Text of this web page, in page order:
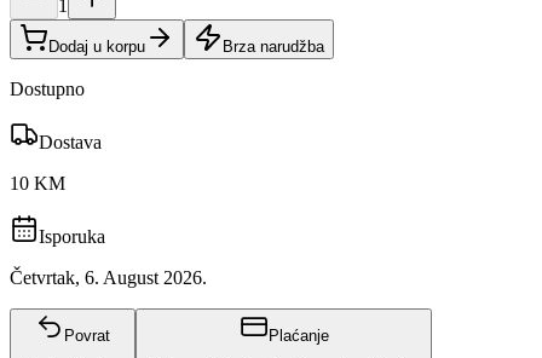
1
Dodaj u korpu Brza narudžba
Dostupno
Dostava
10 KM
Isporuka
Četvrtak, 6. August 2026.
Povrat
Plaćanje